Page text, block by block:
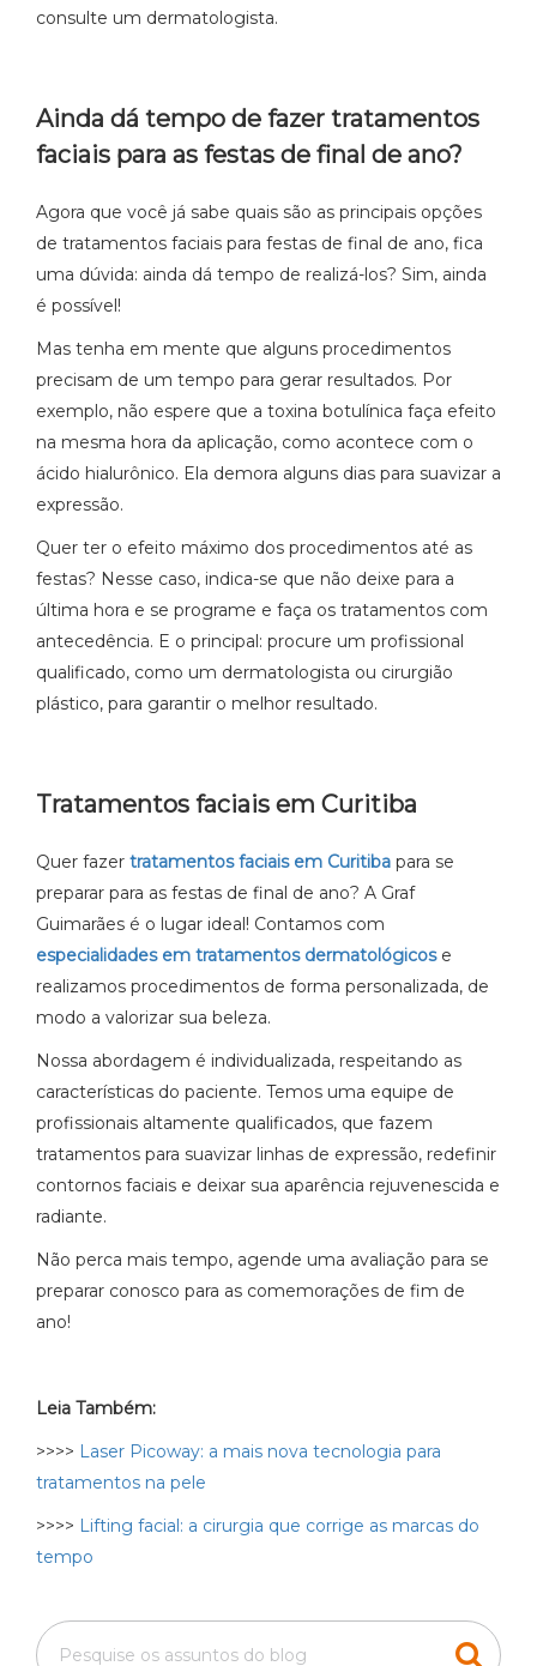
consulte um dermatologista.
Ainda dá tempo de fazer tratamentos
faciais para as festas de final de ano?
Agora que você já sabe quais são as principais opções
de tratamentos faciais para festas de final de ano, fica
uma dúvida: ainda dá tempo de realizá-los? Sim, ainda
é possível!
Mas tenha em mente que alguns procedimentos
precisam de um tempo para gerar resultados. Por
exemplo, não espere que a toxina botulínica faça efeito
na mesma hora da aplicação, como acontece com o
ácido hialurônico. Ela demora alguns dias para suavizar a
expressão.
Quer ter o efeito máximo dos procedimentos até as
festas? Nesse caso, indica-se que não deixe para a
última hora e se programe e faça os tratamentos com
antecedência. E o principal: procure um profissional
qualificado, como um dermatologista ou cirurgião
plástico, para garantir o melhor resultado.
Tratamentos faciais em Curitiba
Quer fazer tratamentos faciais em Curitiba para se
preparar para as festas de final de ano? A Graf
Guimarães é o lugar ideal! Contamos com
especialidades em tratamentos dermatológicose
realizamos procedimentos de forma personalizada, de
modo a valorizar sua beleza.
Nossa abordagem é individualizada, respeitando as
características do paciente. Temos uma equipe de
profissionais altamente qualificados, que fazem
tratamentos para suavizar linhas de expressão, redefinir
contornos faciais e deixar sua aparência rejuvenescida e
radiante.
Não perca mais tempo, agende uma avaliação para se
preparar conosco para as comemorações de fim de
ano!
Leia Também:
>>>> Laser Picoway: a mais nova tecnologia para
tratamentos na pele
>>>> Lifting facial: a cirurgia que corrige as marcas do
tempo